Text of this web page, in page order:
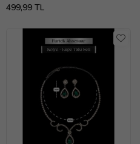
Kaplama Kombin Takı Seti
499,99 TL